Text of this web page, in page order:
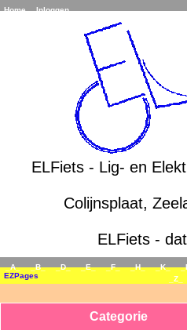
Home Inloggen
ELFiets - Lig- en
Colijnsplaat,
ELFiets -
_A_ _B_ _D_ _E_ _F_ _H_ _K_
_Z_
EZPages
Categorie